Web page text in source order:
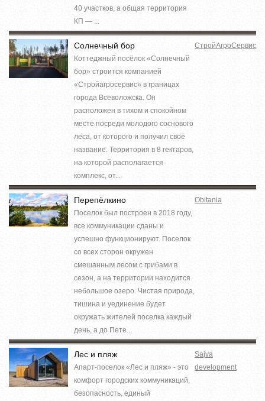
40 участков, а общая территория
КП — ...
Солнечный бор
Коттеджный посёлок «Солнечный
бор» строится компанией
«Стройагросервис» в границах
города Всеволожска. Он
расположен в тихом и спокойном
месте посреди молодого соснового
леса, от которого и получил своё
название. Территория в 8 гектаров,
на которой располагается
комплекс, от...
СтройАгроСервис
Перепёлкино
Поселок был построен в 2018 году,
все коммуникации сданы и
успешно функционируют. Поселок
со всех сторон окружен
смешанным лесом с грибами в
сезон, а на территории находится
небольшое озеро. Чистая природа,
тишина и уединение будет
окружать жителей поселка каждый
день, а до Пете...
Obitania
Лес и пляж
Апарт-поселок «Лес и пляж» - это
комфорт городских коммуникаций,
безопасность, единый
Sajva
development